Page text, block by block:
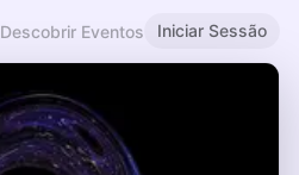
Descobrir Eventos Iniciar Sessão